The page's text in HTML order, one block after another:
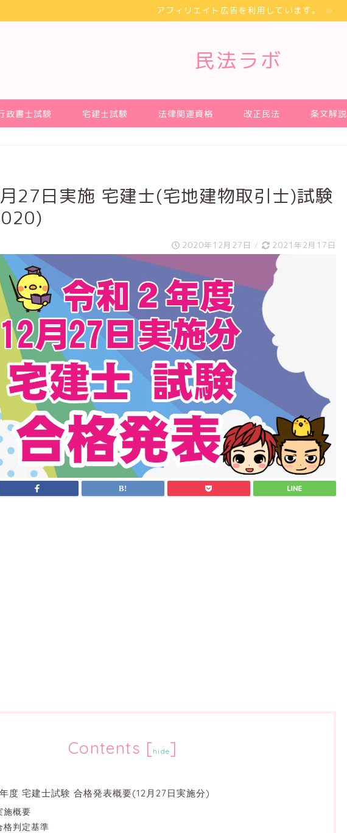
アフィリエイト広告を利用しています。
民法ラボ
政書士試験 宅建士試験 法律関連資格 改正民法 条文解説
27日実施 宅建士(宅地建物取引士)試験
2020年12月27日 / 2021年2月17日
Contents [hide]
度 宅建士試験 合格発表概要(12月27日実施分)
施概要
格判定基準